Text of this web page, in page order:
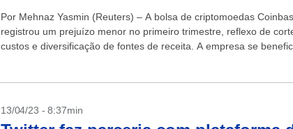
Por Mehnaz Yasmin (Reuters) – A bolsa de criptomoedas
registrou um prejuízo menor no primeiro trimestre, reflexo de
custos e diversificação de fontes de receita. A empresa se
13/04/23 - 8:37min